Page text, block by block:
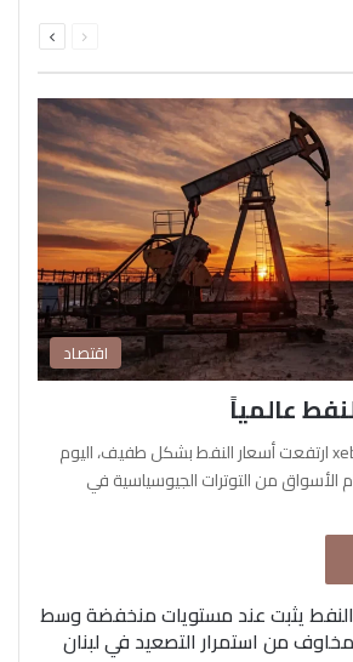
الصفحةالصفحة
اقتصاد
عالمياً
آفرين علو – xeber24.net ارتفعت أسعار النفط بشكل طفيف، اليوم
الأسواق من التوترات الجيوسياسية في
النفط يثبت عند مستويات منخفضة وسط
مخاوف من استمرار التصعيد في لبنان